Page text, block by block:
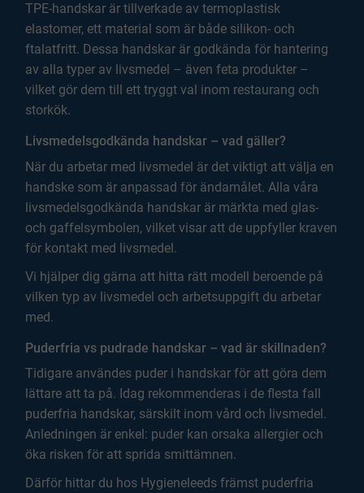
TPE-handskar är tillverkade av termoplastisk
elastomer, ett material som är både silikon- och
ftalatfritt. Dessa handskar är godkända för hantering
av alla typer av livsmedel – även feta produkter –
vilket gör dem till ett tryggt val inom restaurang och
storkök.
Livsmedelsgodkända handskar – vad gäller?
När du arbetar med livsmedel är det viktigt att välja en
handske som är anpassad för ändamålet. Alla våra
livsmedelsgodkända handskar är märkta med glas-
och gaffelsymbolen, vilket visar att de uppfyller kraven
för kontakt med livsmedel.
Vi hjälper dig gärna att hitta rätt modell beroende på
vilken typ av livsmedel och arbetsuppgift du arbetar
med.
Puderfria vs pudrade handskar – vad är skillnaden?
Tidigare användes puder i handskar för att göra dem
lättare att ta på. Idag rekommenderas i de flesta fall
puderfria handskar, särskilt inom vård och livsmedel.
Anledningen är enkel: puder kan orsaka allergier och
öka risken för att sprida smittämnen.
Därför hittar du hos Hygieneleeds främst puderfria